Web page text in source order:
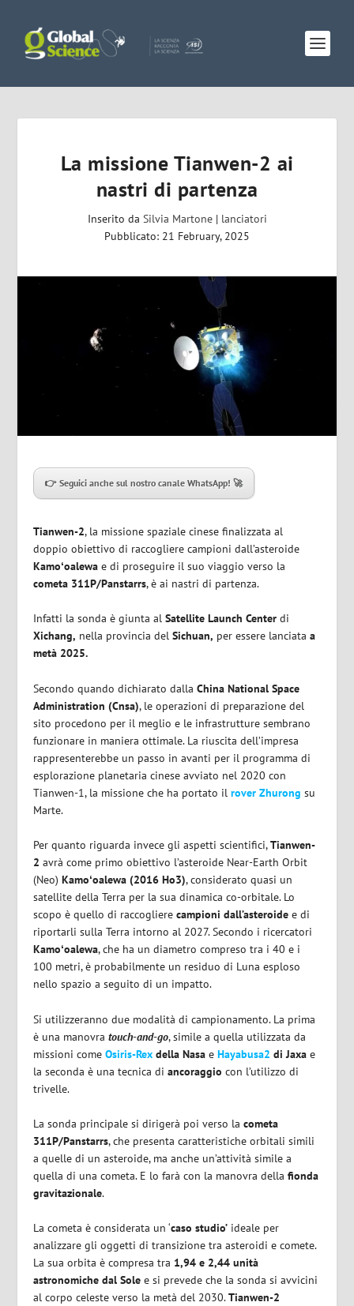
La missione Tianwen-2 ai
nastri di partenza
Inserito da Silvia Martone| lanciatori
Pubblicato: 21 February, 2025
👉 Seguici anche sul nostro canale WhatsApp! 🚀
Tianwen-2, la missione spaziale cinese finalizzata al
doppio obiettivo di raccogliere campioni dall’asteroide
Kamoʻoalewa e di proseguire il suo viaggio verso la
cometa 311P/Panstarrs, è ai nastri di partenza.
Infatti la sonda è giunta alSatellite Launch Center di
Xichang, nella provincia delSichuan, per essere lanciataa
metà 2025.
Secondo quando dichiarato dallaChina National Space
Administration (Cnsa), le operazioni di preparazione del
sito procedono per il meglio e le infrastrutture sembrano
funzionare in maniera ottimale. La riuscita dell’impresa
rappresenterebbe un passo in avanti per il programma di
esplorazione planetaria cinese avviato nel 2020 con
Tianwen-1, la missione che ha portato ilrover Zhurong su
Marte.
Per quanto riguarda invece gli aspetti scientifici,Tianwen-
2 avrà come primo obiettivo l’asteroide Near-Earth Orbit
(Neo)Kamoʻoalewa (2016 Ho3), considerato quasi un
satellite della Terra per la sua dinamica co-orbitale. Lo
scopo è quello di raccoglierecampioni dall’asteroide e di
riportarli sulla Terra intorno al 2027. Secondo i ricercatori
Kamoʻoalewa, che ha un diametro compreso tra i 40 e i
100 metri, è probabilmente un residuo di Luna esploso
nello spazio a seguito di un impatto.
Si utilizzeranno due modalità di campionamento. La prima
è una manovratouch-and-go, simile a quella utilizzata da
missioni comeOsiris-Rex della Nasa eHayabusa2 di Jaxa e
la seconda è una tecnica diancoraggiocon l’utilizzo di
trivelle.
La sonda principale si dirigerà poi verso lacometa
311P/Panstarrs, che presenta caratteristiche orbitali simili
a quelle di un asteroide, ma anche un’attività simile a
quella di una cometa. E lo farà con la manovra dellafionda
gravitazionale.
La cometa è considerata un ‘caso studio’ ideale per
analizzare gli oggetti di transizione tra asteroidi e comete.
La sua orbita è compresa tra 1,94 e 2,44 unità
astronomiche dal Sole e si prevede che la sonda si avvicini
al corpo celeste verso la metà del 2030.Tianwen-2